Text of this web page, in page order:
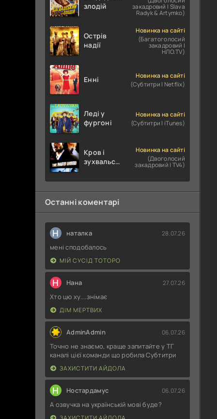
злодій
закадровий | Slava
Radyk & Artymko)
Острів
надії
Новинка на сайті
(Багатоголосий
закадровий |
НЛО.TV)
Енні
Новинка на сайті
(Субтитри | Netflix)
Леді у
фургоні
Новинка на сайті
(Субтитри | iTunes)
Кров і
зухвальство
пограбування
Новинка на сайті
(Двоголосий
закадровий | TV4)
Останні коментарі
Н наталка 28.07.26
мені сподобалось
МІЙ СУСІД ТОТОРО
Н Нана 27.07.26
Хто цю ху....знімає
ДІМ МЕРТВИХ
AdminAdmin 06.07.26
Точно не знаємо, краще запитайте у ТГ
каналі цієї команди що робила Субтитри
ЗАХИСТИТИ АЙДОЛА
Н Ностардамус 06.07.26
А озвучка на українській мові буде?